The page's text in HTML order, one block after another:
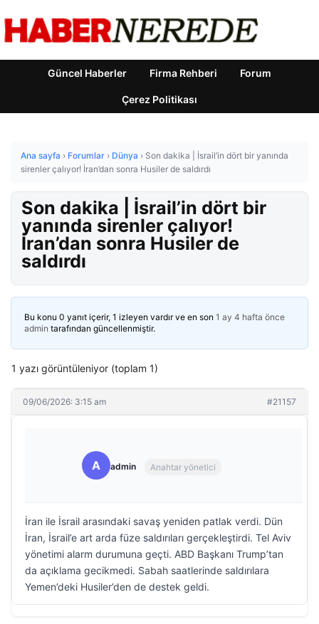
Güncel Haberler Firma Rehberi Forum
Çerez Politikası
Ana sayfa › Forumlar › Dünya › Son dakika | İsrail’in dört bir yanında
sirenler çalıyor! İran’dan sonra Husiler de saldırdı
Son dakika | İsrail’in dört bir
yanında sirenler çalıyor!
İran’dan sonra Husiler de
saldırdı
Bu konu 0 yanıt içerir, 1 izleyen vardır ve en son 1 ay 4 hafta önce
admin tarafından güncellenmiştir.
1 yazı görüntüleniyor (toplam 1)
09/06/2026: 3:15 am #21157
A admin Anahtar yönetici
İran ile İsrail arasındaki savaş yeniden patlak verdi. Dün
İran, İsrail’e art arda füze saldırıları gerçekleştirdi. Tel Aviv
yönetimi alarm durumuna geçti. ABD Başkanı Trump’tan
da açıklama gecikmedi. Sabah saatlerinde saldırılara
Yemen’deki Husiler’den de destek geldi.